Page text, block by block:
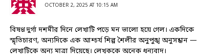
OCTOBER 2, 2025 AT 10:15 AM
বিষণ্ণ দুর্গা দশমীর দিনে লেখাটি পড়ে মন ভালো হয়ে গেল। একদিকে
স্মৃতিচারণ, অন্যদিকে এক আশ্চর্য শিল্প শৈলীর অনুপুঙ্খ অনুসন্ধান —
লেখাটিকে অন্য মাত্রা দিয়েছে। লেখককে অনেক ধন্যবাদ।